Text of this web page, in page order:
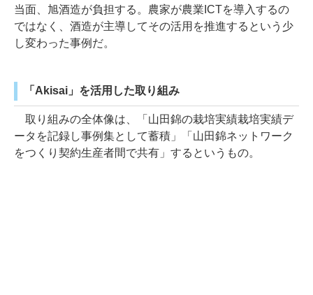
当面、旭酒造が負担する。農家が農業ICTを導入するの
ではなく、酒造が主導してその活用を推進するという少
し変わった事例だ。
「Akisai」を活用した取り組み
取り組みの全体像は、「山田錦の栽培実績栽培実績デ
ータを記録し事例集として蓄積」「山田錦ネットワーク
をつくり契約生産者間で共有」するというもの。